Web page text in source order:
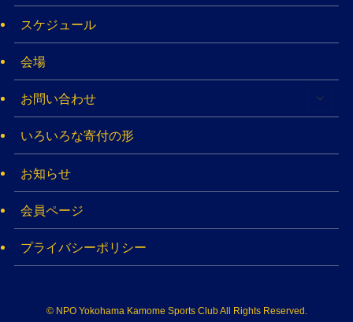
スケジュール
会場
お問い合わせ
いろいろな寄付の形
お知らせ
会員ページ
プライバシーポリシー
©NPO Yokohama Kamome Sports Club All Rights Reserved​.